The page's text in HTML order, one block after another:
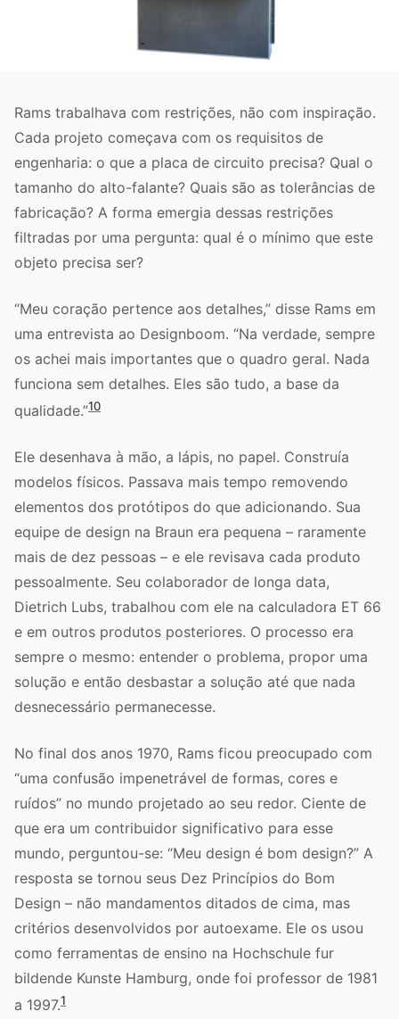
Rams trabalhava com restrições, não com inspiração.
Cada projeto começava com os requisitos de
engenharia: o que a placa de circuito precisa? Qual o
tamanho do alto-falante? Quais são as tolerâncias de
fabricação? A forma emergia dessas restrições
filtradas por uma pergunta: qual é o mínimo que este
objeto precisa ser?
“Meu coração pertence aos detalhes,” disse Rams em
uma entrevista ao Designboom. “Na verdade, sempre
os achei mais importantes que o quadro geral. Nada
funciona sem detalhes. Eles são tudo, a base da
qualidade.”10
Ele desenhava à mão, a lápis, no papel. Construía
modelos físicos. Passava mais tempo removendo
elementos dos protótipos do que adicionando. Sua
equipe de design na Braun era pequena – raramente
mais de dez pessoas – e ele revisava cada produto
pessoalmente. Seu colaborador de longa data,
Dietrich Lubs, trabalhou com ele na calculadora ET 66
e em outros produtos posteriores. O processo era
sempre o mesmo: entender o problema, propor uma
solução e então desbastar a solução até que nada
desnecessário permanecesse.
No final dos anos 1970, Rams ficou preocupado com
“uma confusão impenetrável de formas, cores e
ruídos” no mundo projetado ao seu redor. Ciente de
que era um contribuidor significativo para esse
mundo, perguntou-se: “Meu design é bom design?” A
resposta se tornou seus Dez Princípios do Bom
Design – não mandamentos ditados de cima, mas
critérios desenvolvidos por autoexame. Ele os usou
como ferramentas de ensino na Hochschule fur
bildende Kunste Hamburg, onde foi professor de 1981
a 1997.1